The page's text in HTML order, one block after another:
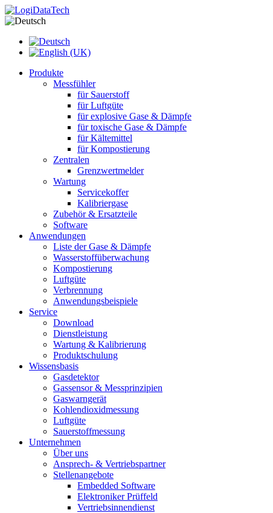
Produkte
Messfühler
für Sauerstoff
für Luftgüte
für explosive Gase & Dämpfe
für toxische Gase & Dämpfe
für Kältemittel
für Kompostierung
Zentralen
Grenzwertmelder
Wartung
Servicekoffer
Kalibriergase
Zubehör & Ersatzteile
Software
Anwendungen
Liste der Gase & Dämpfe
Wasserstoffüberwachung
Kompostierung
Luftgüte
Verbrennung
Anwendungsbeispiele
Service
Download
Dienstleistung
Wartung & Kalibrierung
Produktschulung
Wissensbasis
Gasdetektor
Gassensor & Messprinzipien
Gaswarngerät
Kohlendioxidmessung
Luftgüte
Sauerstoffmessung
Unternehmen
Über uns
Ansprech- & Vertriebspartner
Stellenangebote
Embedded Software
Elektroniker Prüffeld
Vertriebsinnendienst